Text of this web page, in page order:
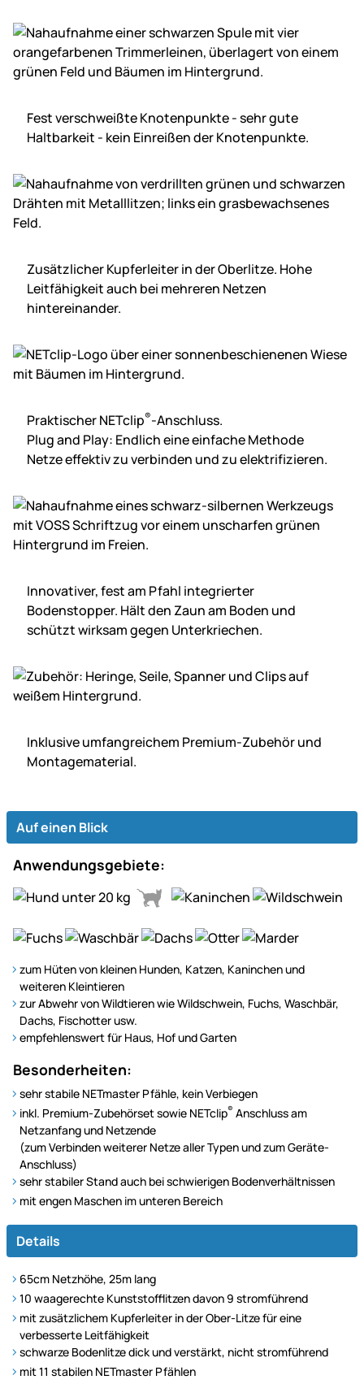
Fest verschweißte Knotenpunkte - sehr gute
Haltbarkeit - kein Einreißen der Knotenpunkte.
Zusätzlicher Kupferleiter in der Oberlitze. Hohe
Leitfähigkeit auch bei mehreren Netzen
hintereinander.
Praktischer NETclip®-Anschluss.
Plug and Play: Endlich eine einfache Methode
Netze effektiv zu verbinden und zu elektrifizieren.
Innovativer, fest am Pfahl integrierter
Bodenstopper. Hält den Zaun am Boden und
schützt wirksam gegen Unterkriechen.
Inklusive umfangreichem Premium-Zubehör und
Montagematerial.
Auf einen Blick
Anwendungsgebiete:
zum Hüten von kleinen Hunden, Katzen, Kaninchen und
weiteren Kleintieren
zur Abwehr von Wildtieren wie Wildschwein, Fuchs, Waschbär,
Dachs, Fischotter usw.
empfehlenswert für Haus, Hof und Garten
Besonderheiten:
sehr stabile NETmaster Pfähle, kein Verbiegen
inkl. Premium-Zubehörset sowie NETclip® Anschluss am
Netzanfang und Netzende
(zum Verbinden weiterer Netze aller Typen und zum Geräte-
Anschluss)
sehr stabiler Stand auch bei schwierigen Bodenverhältnissen
mit engen Maschen im unteren Bereich
Details
65cm Netzhöhe, 25m lang
10 waagerechte Kunststofflitzen davon 9 stromführend
mit zusätzlichem Kupferleiter in der Ober-Litze für eine
verbesserte Leitfähigkeit
schwarze Bodenlitze dick und verstärkt, nicht stromführend
mit 11 stabilen NETmaster Pfählen